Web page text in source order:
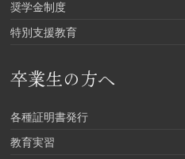
奨学金制度
特別支援教育
卒業生の方へ
各種証明書発行
教育実習